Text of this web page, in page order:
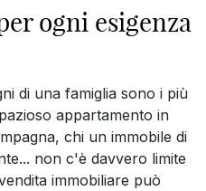
ogni esigenza
di una famiglia sono i più
appartamento in
chi un immobile di
non c'è davvero limite
immobiliare può